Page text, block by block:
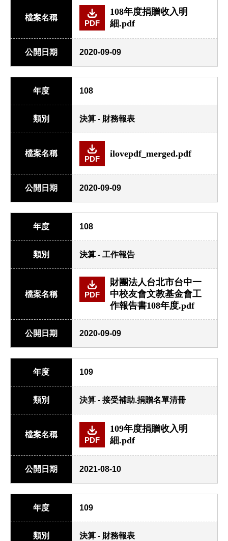
檔案名稱
PDF
108年度捐贈收入明
細.pdf
公開日期 2020-09-09
年度 108
類別 決算 - 財務報表
檔案名稱
PDF
ilovepdf_merged.pdf
公開日期 2020-09-09
年度 108
類別 決算 - 工作報告
檔案名稱 PDF
財團法人台北市台中一
中校友會文教基金會工
作報告書108年度.pdf
公開日期 2020-09-09
年度 109
類別 決算 - 接受補助.捐贈名單清冊
檔案名稱
PDF
109年度捐贈收入明
細.pdf
公開日期 2021-08-10
年度 109
類別 決算 - 財務報表